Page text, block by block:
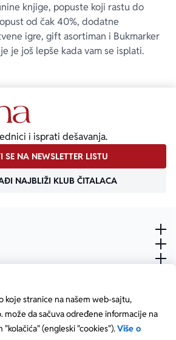
koje stranice na našem web-sajtu,
može da sačuva određene informacije na
(engleski "cookies").Više o
knjige, popuste koji rastu do
od čak 40%, dodatne
igre, gift asortiman i Bukmarker
je još lepše kada vam se isplati.
i isprati dešavanja.
SE NA NEWSLETTER LISTU
NAJBLIŽI KLUB ČITALACA